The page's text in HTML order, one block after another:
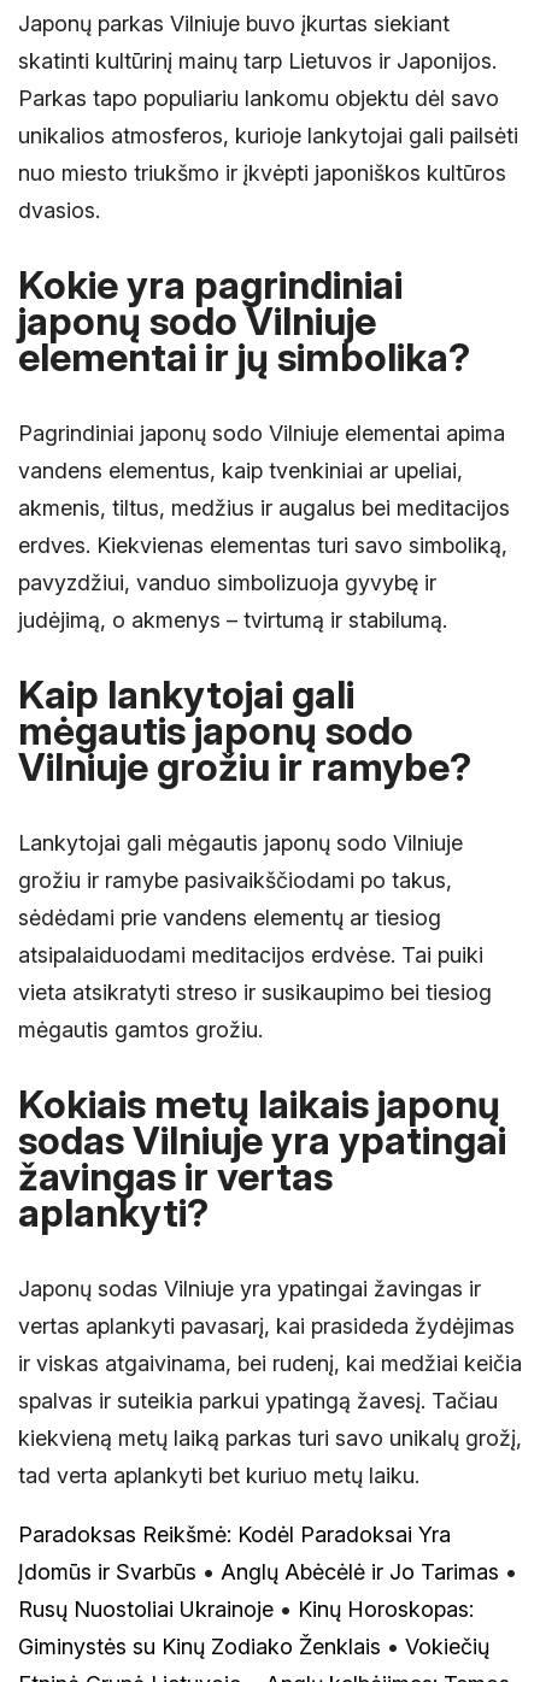
Japonų parkas Vilniuje buvo įkurtas siekiant
skatinti kultūrinį mainų tarp Lietuvos ir Japonijos.
Parkas tapo populiariu lankomu objektu dėl savo
unikalios atmosferos, kurioje lankytojai gali pailsėti
nuo miesto triukšmo ir įkvėpti japoniškos kultūros
dvasios.
Kokie yra pagrindiniai
japonų sodo Vilniuje
elementai ir jų simbolika?
Pagrindiniai japonų sodo Vilniuje elementai apima
vandens elementus, kaip tvenkiniai ar upeliai,
akmenis, tiltus, medžius ir augalus bei meditacijos
erdves. Kiekvienas elementas turi savo simboliką,
pavyzdžiui, vanduo simbolizuoja gyvybę ir
judėjimą, o akmenys – tvirtumą ir stabilumą.
Kaip lankytojai gali
mėgautis japonų sodo
Vilniuje grožiu ir ramybe?
Lankytojai gali mėgautis japonų sodo Vilniuje
grožiu ir ramybe pasivaikščiodami po takus,
sėdėdami prie vandens elementų ar tiesiog
atsipalaiduodami meditacijos erdvėse. Tai puiki
vieta atsikratyti streso ir susikaupimo bei tiesiog
mėgautis gamtos grožiu.
Kokiais metų laikais japonų
sodas Vilniuje yra ypatingai
žavingas ir vertas
aplankyti?
Japonų sodas Vilniuje yra ypatingai žavingas ir
vertas aplankyti pavasarį, kai prasideda žydėjimas
ir viskas atgaivinama, bei rudenį, kai medžiai keičia
spalvas ir suteikia parkui ypatingą žavesį. Tačiau
kiekvieną metų laiką parkas turi savo unikalų grožį,
tad verta aplankyti bet kuriuo metų laiku.
Paradoksas Reikšmė: Kodėl Paradoksai Yra
Įdomūs ir Svarbūs • Anglų Abėcėlė ir Jo Tarimas •
Rusų Nuostoliai Ukrainoje • Kinų Horoskopas:
Giminystės su Kinų Zodiako Ženklais • Vokiečių